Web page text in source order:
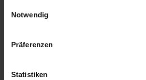
gesammelt haben.
Notwendig
Präferenzen
Statistiken
Neu